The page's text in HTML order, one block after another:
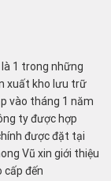
là 1 trong những
xuất kho lưu trữ
vào tháng 1 năm
ty được hợp
được đặt tại
Vũ xin giới thiệu
cấp đến